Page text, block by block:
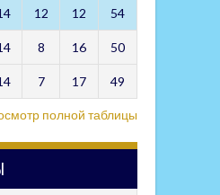
12 12 54
8 16 50
7 17 49
полной таблицы